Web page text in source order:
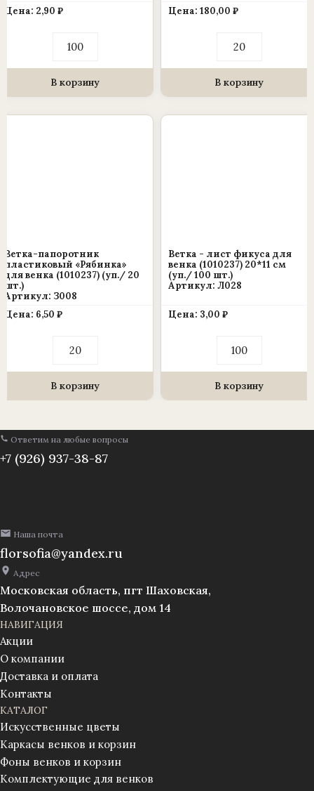
Цена: 2,90 ₽
товара
папоротника
острый
(15
В корзину
Цена: 180,00 ₽
товара
в
букете
«Каллы
7
В корзину
Ветка-папоротник
пластиковый «Рябинка»
для венка (1010237) (уп./ 20
шт.)
Артикул: З008
Цена: 6,50 ₽
товара
папоротник
пластиковый
«Рябинка»
(1010237)
(уп./
20
шт.)
В корзину
Ветка - лист фикуса для
венка (1010237) 20*11 см
(уп./ 100 шт.)
Артикул: Л028
Цена: 3,00 ₽
товара
-
лист
фикуса
(1010237)
В корзину
Ответим на любые вопросы
+7 (926) 937-38-87
Наша почта
florsofia@yandex.ru
Адрес
Московская область, пгт Шаховская,
Волочановское шоссе, дом 14
НАВИГАЦИЯ
Акции
О компании
Доставка и оплата
Контакты
КАТАЛОГ
Искусственные цветы
Каркасы венков и корзин
Фоны венков и корзин
Комплектующие для венков